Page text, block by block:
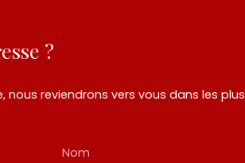
?
nous reviendrons vers vous dans les plus
Nom